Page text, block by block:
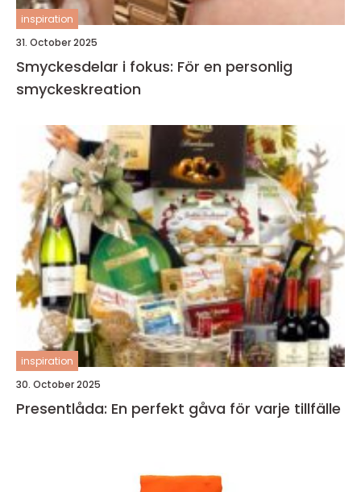
inspiration
31. October 2025
Smyckesdelar i fokus: För en personlig
smyckeskreation
inspiration
30. October 2025
Presentlåda: En perfekt gåva för varje tillfälle